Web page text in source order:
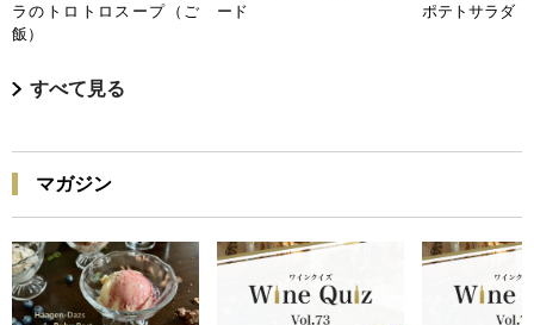
ラのトロトロスープ（ご
飯）
ード
ポテトサラダ
すべて見る
マガジン